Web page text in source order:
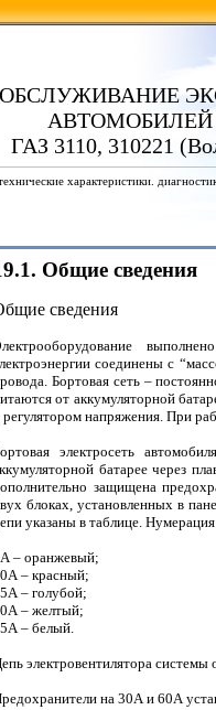
АВТОМОБИЛЕЙ
ГАЗ 3110, 310221
характеристики.
Общие сведения
сведения
соединены с
Бортовая сеть –
от аккумуляторной
регулятором напряжения. При
электросеть
батарее через
защищена
блоках, установленных в
указаны в таблице.
– оранжевый;
– красный;
– голубой;
– желтый;
– белый.
электровентилятора
на 30А и 60А